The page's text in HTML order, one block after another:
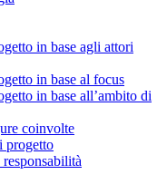
in base agli attori
in base al focus
in base all’ambito di
coinvolte
progetto